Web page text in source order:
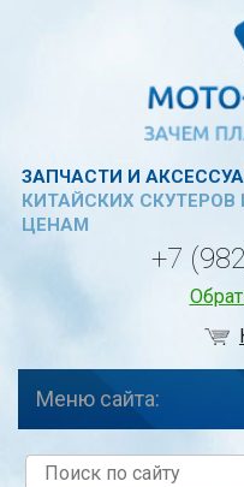
ЗАПЧАСТИ И
КИТАЙСКИХ
ЦЕНАМ
+7
Меню сайта: